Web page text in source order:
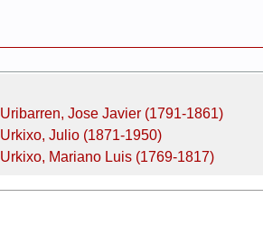
Uribarren, Jose Javier (1791-1861)
Urkixo, Julio (1871-1950)
Urkixo, Mariano Luis (1769-1817)